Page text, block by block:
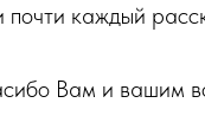
каждый
Вам и вашим